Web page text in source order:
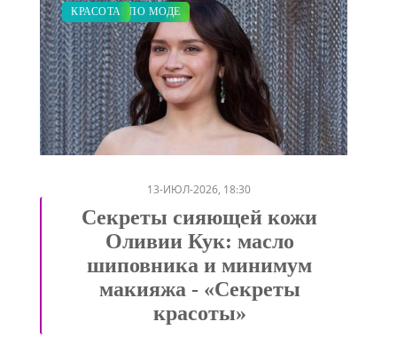
СВАДЬБА
/
ЗАКУПКИ ПО МОДЕ
/
КРАСОТА
13-ИЮЛ-2026, 18:30
Секреты сияющей кожи
Оливии Кук: масло
шиповника и минимум
макияжа - «Секреты
красоты»